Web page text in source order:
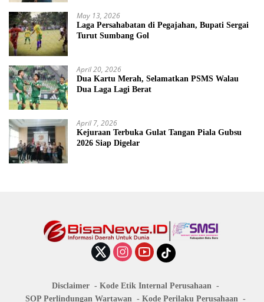
May 13, 2026
Laga Persahabatan di Pegajahan, Bupati Sergai
Turut Sumbang Gol
April 20, 2026
Dua Kartu Merah, Selamatkan PSMS Walau
Dua Laga Lagi Berat
April 7, 2026
Kejuraan Terbuka Gulat Tangan Piala Gubsu
2026 Siap Digelar
Disclaimer
Kode Etik Internal Perusahaan
SOP Perlindungan Wartawan
Kode Perilaku Perusahaan